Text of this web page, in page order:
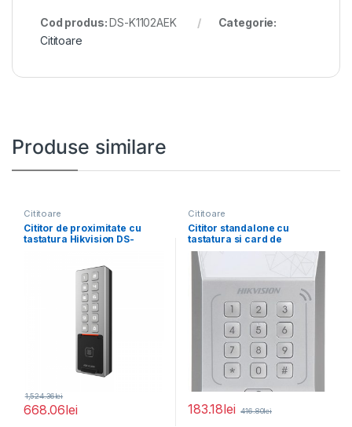
Cod produs:DS-K1102AEK
Categorie:
Cititoare
Produse similare
Cititoare
Cititor de proximitate cu
tastatura Hikvision DS-
668.06lei
1,524.36lei
Cititoare
Cititor standalone cu
tastatura si card de
proximitate Hikvision, DS-
183.18lei 416.80lei